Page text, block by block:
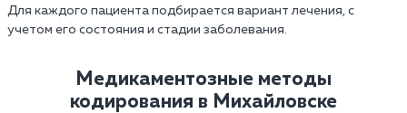
Для каждого пациента подбирается вариант лечения, с
учетом его состояния и стадии заболевания.
Медикаментозные методы
кодирования в Михайловске